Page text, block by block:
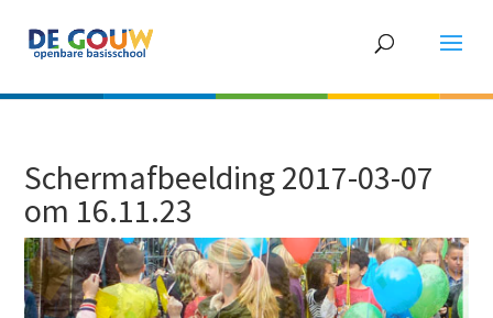
Schermafbeelding 2017-03-07
om 16.11.23